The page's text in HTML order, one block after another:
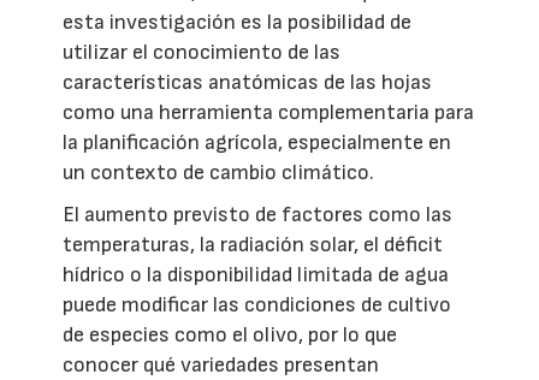
esta investigación es la posibilidad de
utilizar el conocimiento de las
características anatómicas de las hojas
como una herramienta complementaria para
la planificación agrícola, especialmente en
un contexto de cambio climático.
El aumento previsto de factores como las
temperaturas, la radiación solar, el déficit
hídrico o la disponibilidad limitada de agua
puede modificar las condiciones de cultivo
de especies como el olivo, por lo que
conocer qué variedades presentan